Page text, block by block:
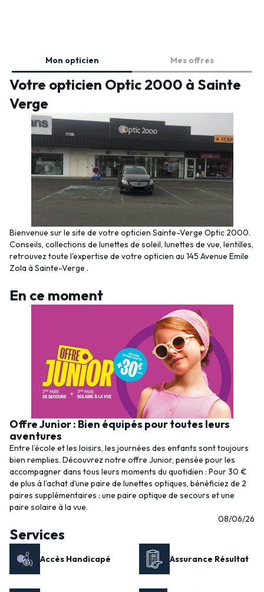
Mon opticien Mes offres
Votre opticien Optic 2000 à Sainte
Verge
Bienvenue sur le site de votre opticien Sainte-Verge Optic 2000.
Conseils, collections de lunettes de soleil, lunettes de vue, lentilles,
retrouvez toute l'expertise de votre opticien au 145 Avenue Emile
Zola à Sainte-Verge .
En ce moment
Offre Junior : Bien équipés pour toutes leurs
aventures
Entre l’école et les loisirs, les journées des enfants sont toujours
bien remplies. Découvrez notre offre Junior, pensée pour les
accompagner dans tous leurs moments du quotidien : Pour 30 €
de plus à l’achat d’une paire de lunettes optiques, bénéficiez de 2
paires supplémentaires : une paire optique de secours et une
paire solaire à la vue.
08/06/26
Services
Accès Handicapé Assurance Résultat